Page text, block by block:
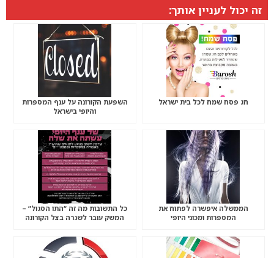
זה יכול לעניין אותך:
חג פסח שמח לכל בית ישראל
השפעת הקורונה על ענף המספרות
והיופי בישראל
הממשלה איפשרה לפתוח את
המספרות ומכוני היופי
כל התשובות מה זה “התו הסגול” –
המשק עובר לשגרה בצל הקורונה